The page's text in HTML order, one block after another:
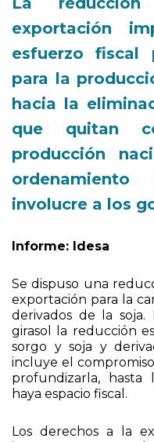
La
exportación
esfuerzo fiscal
para la
hacia la
que quitan
producción
Se dispuso una
exportación para la
derivados de la
girasol la reducción
sorgo y soja y
incluye el
profundizarla, hasta